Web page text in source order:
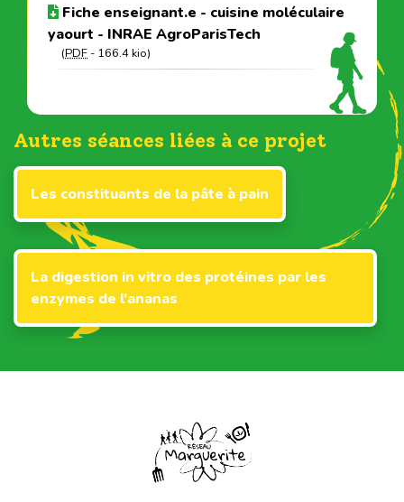
Fiche enseignant.e - cuisine moléculaire
yaourt - INRAE AgroParisTech
(PDF - 166.4 kio)
Autres séances liées à ce projet
Les constituants de la pâte à pain
La digestion in vitro des protéines par les
enzymes de l’ananas